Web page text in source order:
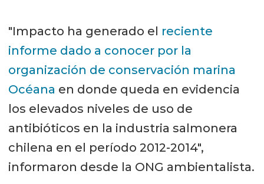
"Impacto ha generado el reciente
informe dado a conocer por la
organización de conservación marina
Océana en donde queda en evidencia
los elevados niveles de uso de
antibióticos en la industria salmonera
chilena en el período 2012-2014",
informaron desde la ONG ambientalista.